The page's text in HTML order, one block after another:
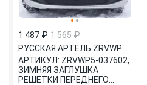
1 487 ₽ 1 565 ₽
РУССКАЯ АРТЕЛЬ·
АРТИКУЛ: ZRVWP5-037602,
ЗИМНЯЯ ЗАГЛУШКА
РЕШЁТКИ ПЕРЕДНЕГО